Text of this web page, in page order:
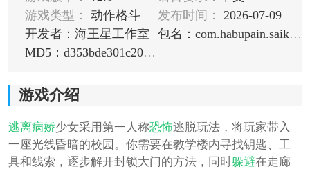
游戏类型：
动作格斗 发布时间：
2026-07-09
开发者：海王星工作室
包名：com.habupain.saikonosutokapaid
MD5：d353bde301c20fa21ed309ffd86b7a58
游戏介绍
逃离病娇少女采用第一人称恐怖逃脱玩法，将玩家带入
一座光线昏暗的校园。你需要在教学楼内寻找钥匙、工
具和线索，逐步解开封锁大门的方法，同时躲避在走廊